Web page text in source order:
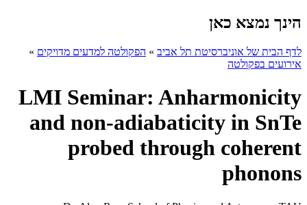
הינך נמצא כאן
לדף הבית של אוניברסיטת תל אביב » הפקולטה למדעים מדויקים »
אירועים בפקולטה
LMI Seminar: Anharmonicity
and non-adiabaticity in SnTe
probed through coherent
phonons